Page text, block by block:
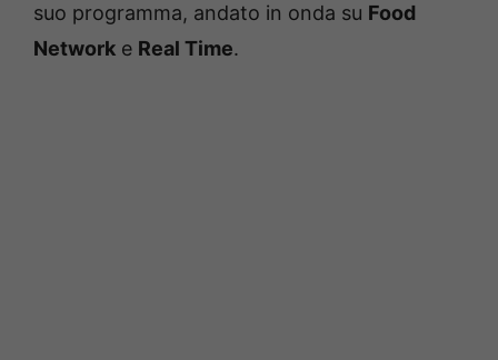
suo programma, andato in onda su Food
Network e Real Time.